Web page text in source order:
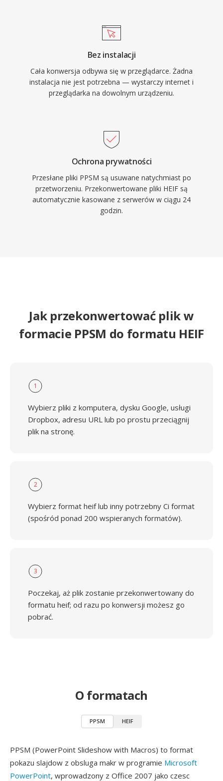
Bez instalacji
Cała konwersja odbywa się w przeglądarce. Żadna
instalacja nie jest potrzebna — wystarczy internet i
przeglądarka na dowolnym urządzeniu.
Ochrona prywatności
Przesłane pliki PPSM są usuwane natychmiast po
przetworzeniu. Przekonwertowane pliki HEIF są
automatycznie kasowane z serwerów w ciągu 24
godzin.
Jak przekonwertować plik w
formacie PPSM do formatu HEIF
1
Wybierz pliki z komputera, dysku Google, usługi
Dropbox, adresu URL lub po prostu przeciągnij
plik na stronę.
2
Wybierz format heif lub inny potrzebny Ci format
(spośród ponad 200 wspieranych formatów).
3
Poczekaj, aż plik zostanie przekonwertowany do
formatu heif; od razu po konwersji możesz go
pobrać.
O formatach
PPSM HEIF
PPSM (PowerPoint Slideshow with Macros) to format
pokazu slajdow z obsluga makr w programie Microsoft
PowerPoint, wprowadzony z Office 2007 jako czesc